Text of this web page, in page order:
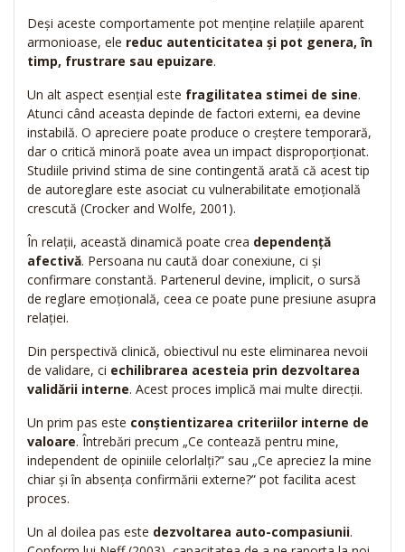
Deși aceste comportamente pot menține relațiile aparent
armonioase, ele reduc autenticitatea și pot genera, în
timp, frustrare sau epuizare.
Un alt aspect esențial este fragilitatea stimei de sine.
Atunci când aceasta depinde de factori externi, ea devine
instabilă. O apreciere poate produce o creștere temporară,
dar o critică minoră poate avea un impact disproporționat.
Studiile privind stima de sine contingentă arată că acest tip
de autoreglare este asociat cu vulnerabilitate emoțională
crescută (Crocker and Wolfe, 2001).
În relații, această dinamică poate crea dependență
afectivă. Persoana nu caută doar conexiune, ci și
confirmare constantă. Partenerul devine, implicit, o sursă
de reglare emoțională, ceea ce poate pune presiune asupra
relației.
Din perspectivă clinică, obiectivul nu este eliminarea nevoii
de validare, ci echilibrarea acesteia prin dezvoltarea
validării interne. Acest proces implică mai multe direcții.
Un prim pas este conștientizarea criteriilor interne de
valoare. Întrebări precum „Ce contează pentru mine,
independent de opiniile celorlalți?” sau „Ce apreciez la mine
chiar și în absența confirmării externe?” pot facilita acest
proces.
Un al doilea pas este dezvoltarea auto-compasiunii.